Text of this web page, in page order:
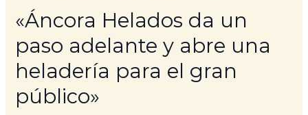
«Áncora Helados da un
paso adelante y abre una
heladería para el gran
público»
público»